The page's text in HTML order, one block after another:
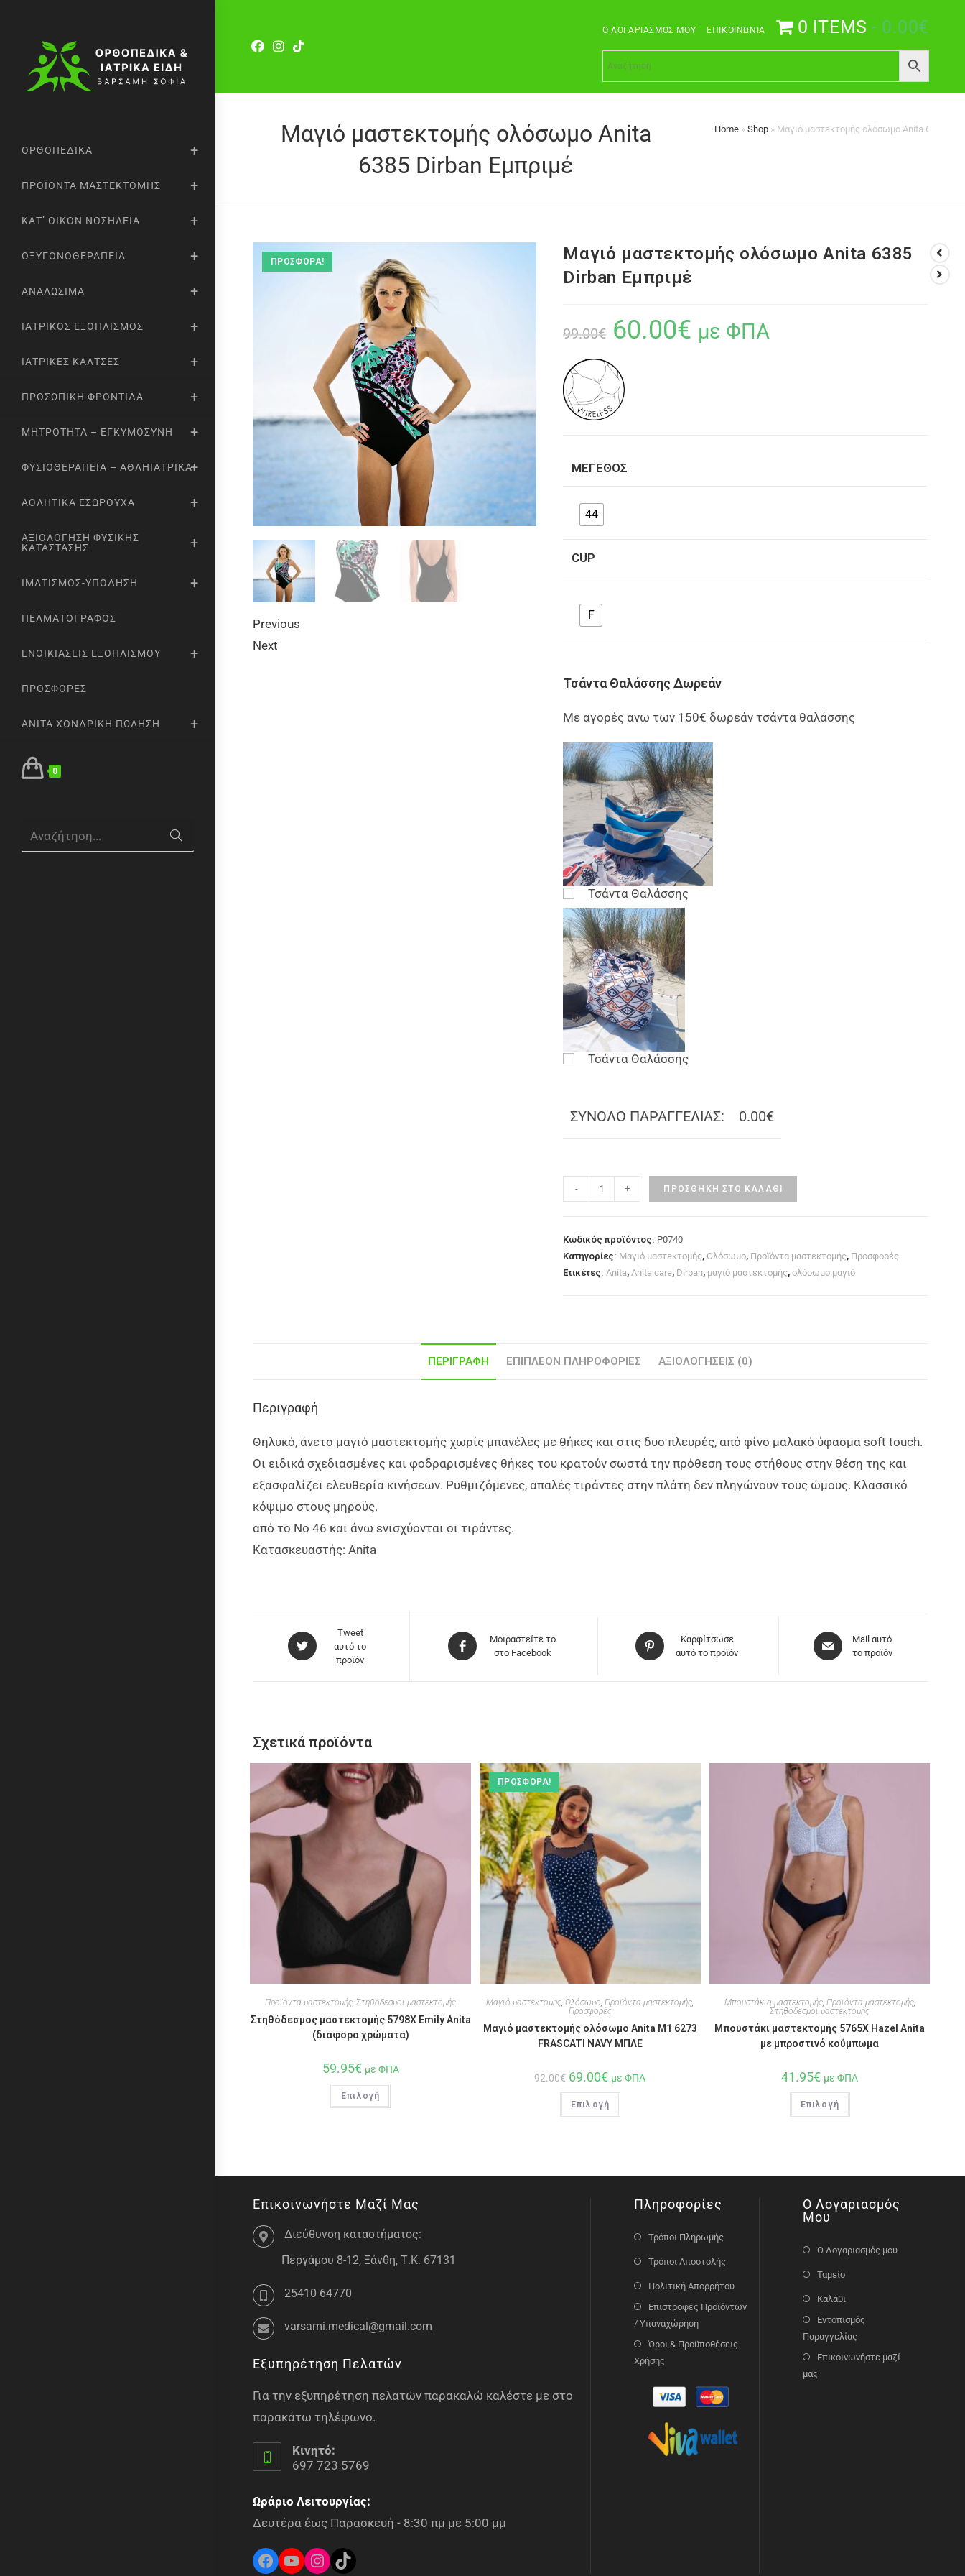
Ο ΛΟΓΑΡΙΑΣΜΌΣ ΜΟΥ ΕΠΙΚΟΙΝΩΝΊΑ 0 ITEMS 0.00€
ΟΡΘΟΠΕΔΙΚΆ
ΠΡΟΪΌΝΤΑ ΜΑΣΤΕΚΤΟΜΉΣ
ΚΑΤ’ ΟΊΚΟΝ ΝΟΣΗΛΕΊΑ
ΟΞΥΓΟΝΟΘΕΡΑΠΕΊΑ
ΑΝΑΛΏΣΙΜΑ
ΙΑΤΡΙΚΌΣ ΕΞΟΠΛΙΣΜΌΣ
ΙΑΤΡΙΚΈΣ ΚΆΛΤΣΕΣ
ΠΡΟΣΩΠΙΚΉ ΦΡΟΝΤΊΔΑ
ΜΗΤΡΌΤΗΤΑ – ΕΓΚΥΜΟΣΎΝΗ
ΦΥΣΙΟΘΕΡΑΠΕΊΑ – ΑΘΛΗΙΑΤΡΙΚΆ
ΑΘΛΗΤΙΚΆ ΕΣΏΡΟΥΧΑ
ΑΞΙΟΛΌΓΗΣΗ ΦΥΣΙΚΉΣ
ΚΑΤΆΣΤΑΣΗΣ
ΙΜΑΤΙΣΜΌΣ-ΥΠΌΔΗΣΗ
ΠΕΛΜΑΤΟΓΡΆΦΟΣ
ΕΝΟΙΚΙΆΣΕΙΣ ΕΞΟΠΛΙΣΜΟΎ
ΠΡΟΣΦΟΡΈΣ
ANITA ΧΟΝΔΡΙΚΉ ΠΏΛΗΣΗ
0
Αναζήτηση...
Μαγιό μαστεκτομής ολόσωμο Anita
6385 Dirban Εμπριμέ
Home »Shop » Μαγιό μαστεκτομής ολόσωμο Anita 6385
ΠΡΟΣΦΟΡΆ!
Previous
Next
Μαγιό μαστεκτομής ολόσωμο Anita 6385
Dirban Εμπριμέ
99.00€ 60.00€ με ΦΠΑ
ΜΈΓΕΘΟΣ
44
CUP
F
Τσάντα Θαλάσσης Δωρεάν
Με αγορές ανω των 150€ δωρεάν τσάντα θαλάσσης
Τσάντα Θαλάσσης
Τσάντα Θαλάσσης
ΣΥΝΟΛΟ ΠΑΡΑΓΓΕΛΙΑΣ: 0.00€
- + ΠΡΟΣΘΉΚΗ ΣΤΟ ΚΑΛΆΘΙ
Κωδικός προϊόντος: P0740
Κατηγορίες: Μαγιό μαστεκτομής, Ολόσωμο, Προϊόντα μαστεκτομής, Προσφορές
Ετικέτες:Anita,Anita care, Dirban, μαγιό μαστεκτομής,ολόσωμο μαγιό
ΠΕΡΙΓΡΑΦΉ ΕΠΙΠΛΈΟΝ ΠΛΗΡΟΦΟΡΊΕΣ ΑΞΙΟΛΟΓΉΣΕΙΣ (0)
Περιγραφή
Θηλυκό, άνετο μαγιό μαστεκτομής χωρίς μπανέλες με θήκες και στις δυο πλευρές, από φίνο μαλακό ύφασμα soft touch.
Οι ειδικά σχεδιασμένες και φοδραρισμένες θήκες του κρατούν σωστά την πρόθεση τους στήθους στην θέση της και
εξασφαλίζει ελευθερία κινήσεων. Ρυθμιζόμενες, απαλές τιράντες στην πλάτη δεν πληγώνουν τους ώμους. Κλασσικό
κόψιμο στους μηρούς.
από το Νο 46 και άνω ενισχύονται οι τιράντες.
Κατασκευαστής: Anita
Tweet
αυτό το
προϊόν
Μοιραστείτε το
στο Facebook
Καρφίτσωσε
αυτό το προϊόν
Mail αυτό
το προϊόν
Σχετικά προϊόντα
Προϊόντα μαστεκτομής,Στηθόδεσμοι μαστεκτομής
Στηθόδεσμος μαστεκτομής 5798X Emily Anita
(διαφορα χρώματα)
59.95€ με ΦΠΑ
Επιλογή
ΠΡΟΣΦΟΡΆ!
Μαγιό μαστεκτομής,Ολόσωμο,Προϊόντα μαστεκτομής,
Προσφορές
Μαγιό μαστεκτομής ολόσωμο Anita M1 6273
FRASCATI NAVY ΜΠΛΕ
92.00€ 69.00€ με ΦΠΑ
Επιλογή
Μπουστάκια μαστεκτομής, Προϊόντα μαστεκτομής,
Στηθόδεσμοι μαστεκτομής
Μπουστάκι μαστεκτομής 5765X Hazel Anita
με μπροστινό κούμπωμα
41.95€ με ΦΠΑ
Επιλογή
Επικοινωνήστε Μαζί Μας
Διεύθυνση καταστήματος:
Περγάμου 8-12, Ξάνθη, Τ.Κ. 67131
25410 64770
varsami.medical@gmail.com
Εξυπηρέτηση Πελατών
Για την εξυπηρέτηση πελατών παρακαλώ καλέστε με στο
παρακάτω τηλέφωνο.
Κινητό:
697 723 5769
Ωράριο Λειτουργίας:
Δευτέρα έως Παρασκευή - 8:30 πμ με 5:00 μμ
Πληροφορίες
Τρόποι Πληρωμής
Τρόποι Αποστολής
Πολιτική Απορρήτου
Επιστροφές Προϊόντων
/ Υπαναχώρηση
Όροι & Προϋποθέσεις
Χρήσης
Ο Λογαριασμός
Μου
Ο Λογαριασμός μου
Ταμείο
Καλάθι
Εντοπισμός
Παραγγελίας
Επικοινωνήστε μαζί
μας